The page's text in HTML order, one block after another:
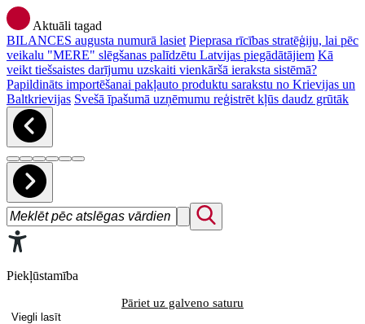
Aktuāli tagad
BILANCES augusta numurā lasiet Pieprasa rīcības stratēģiju, lai pēc
veikalu "MERE" slēgšanas palīdzētu Latvijas piegādātājiem Kā
veikt tiešsaistes darījumu uzskaiti vienkāršā ieraksta sistēmā?
Papildināts importēšanai pakļauto produktu sarakstu no Krievijas un
Baltkrievijas Svešā īpašumā uzņēmumu reģistrēt kļūs daudz grūtāk
Piekļūstamība
Pāriet uz galveno saturu
Viegli lasīt